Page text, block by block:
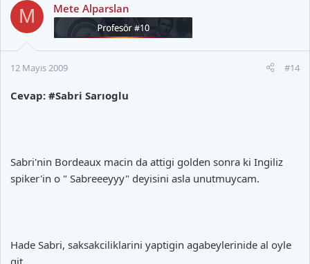
M Mete Alparslan
12 Mayıs 2009 #14
Cevap: #Sabri Sarıoglu
Sabri'nin Bordeaux macin da attigi golden sonra ki Ingiliz
spiker'in o " Sabreeeyyy" deyisini asla unutmuycam.
Hade Sabri, saksakciliklarini yaptigin agabeylerinide al oyle
git.